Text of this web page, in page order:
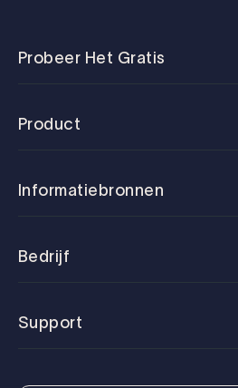
Probeer Het Gratis
Product
Informatiebronnen
Bedrijf
Support